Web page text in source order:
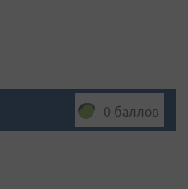
0 баллов